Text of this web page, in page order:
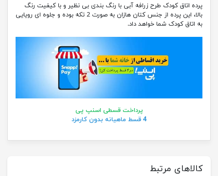
پرده اتاق کودک طرح زرافه آبی با رنگ بندی بی نظیر و با کیفیت رنگ
بالا، این پرده از جنس کتان هازان به صورت 2 تکه بوده و جلوه ای رویایی
به اتاق کودک شما خواهد داد.
پرداخت قسطی اسنپ پی
4 قسط ماهیانه بدون کارمزد
کالاهای مرتبط